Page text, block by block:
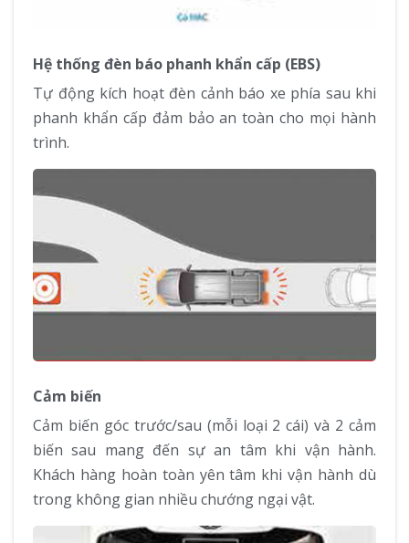
Hệ thống đèn báo phanh khẩn cấp (EBS)
Tự động kích hoạt đèn cảnh báo xe phía sau khi
phanh khẩn cấp đảm bảo an toàn cho mọi hành
trình.
Cảm biến
Cảm biến góc trước/sau (mỗi loại 2 cái) và 2 cảm
biến sau mang đến sự an tâm khi vận hành.
Khách hàng hoàn toàn yên tâm khi vận hành dù
trong không gian nhiều chướng ngại vật.